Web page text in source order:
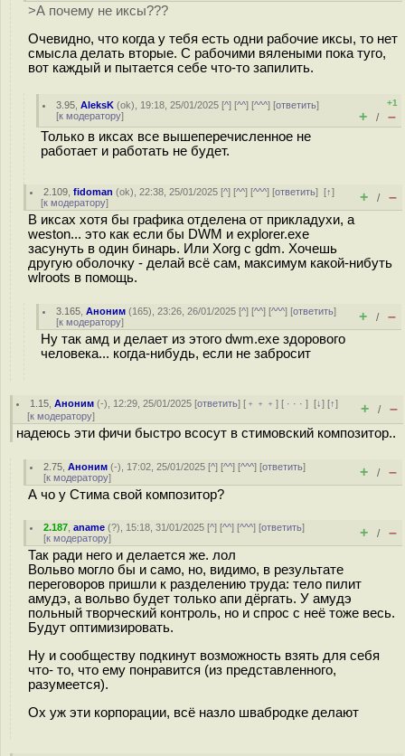
>А почему не иксы???
Очевидно, что когда у тебя есть одни рабочие иксы, то нет
смысла делать вторые. С рабочими вялеными пока туго,
вот каждый и пытается себе что-то запилить.
3.95 ,AleksK (ok), 19:18, 25/01/2025 [^] [^^] [^^^] [ответить]
[к модератору]
+1
+ / –
Только в иксах все вышеперечисленное не
работает и работать не будет.
2.109 ,fidoman (ok), 22:38, 25/01/2025 [^] [^^] [^^^] [ответить][↑]
[к модератору] + / –
В иксах хотя бы графика отделена от прикладухи, а
weston... это как если бы DWM и explorer.exe
засунуть в один бинарь. Или Xorg c gdm. Хочешь
другую оболочку - делай всё сам, максимум какой-нибуть
wlroots в помощь.
3.165 ,Аноним (165), 23:26, 26/01/2025 [^] [^^] [^^^] [ответить]
[к модератору] + / –
Ну так амд и делает из этого dwm.exe здорового
человека... когда-нибудь, если не забросит
1.15 ,Аноним (-), 12:29, 25/01/2025 [ответить] [ ﹢﹢﹢] [ · · ·][↓] [↑]
[к модератору] + / –
надеюсь эти фичи быстро всосут в стимовский композитор..
2.75 ,Аноним (-), 17:02, 25/01/2025 [^] [^^] [^^^] [ответить]
[к модератору] + / –
А чо у Стима свой композитор?
2.187 ,aname (?), 15:18, 31/01/2025 [^] [^^] [^^^] [ответить]
[к модератору] + / –
Так ради него и делается же. лол
Вольво могло бы и само, но, видимо, в результате
переговоров пришли к разделению труда: тело пилит
амудэ, а вольво будет только апи дёргать. У амудэ
польный творческий контроль, но и спрос с неё тоже весь.
Будут оптимизировать.
Ну и сообществу подкинут возможность взять для себя
что- то, что ему понравится (из представленного,
разумеется).
Ох уж эти корпорации, всё назло швабродке делают